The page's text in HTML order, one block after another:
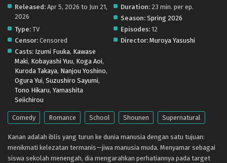
Released: Apr 5, 2026 to Jun 21,
2026
Duration: 23 min. per ep.
Season: Spring 2026
Type: TV Episodes: 12
Censor: Censored Director: Muroya Yasushi
Casts: Izumi Fuuka, Kawase
Maki, Kobayashi Yuu, Koga Aoi,
Kuroda Takaya, Nanjou Yoshino,
Ogura Yui, Suzushiro Sayumi,
Tono Hikaru, Yamashita
Seiichirou
Comedy Romance School Shounen Supernatural
Kanan adalah iblis yang turun ke dunia manusia dengan satu tujuan:
menikmati kelezatan termanis—jiwa manusia muda. Menyamar sebagai
siswa sekolah menengah, dia mengarahkan perhatiannya pada target